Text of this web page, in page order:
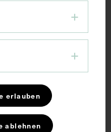
Ärzte und
Münchener
1913, Bl. 321.
erlauben
ablehnen